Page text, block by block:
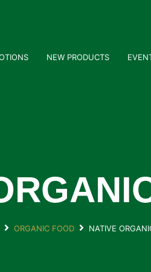
NEW PRODUCTS
ORGANIC FOOD NATIVE